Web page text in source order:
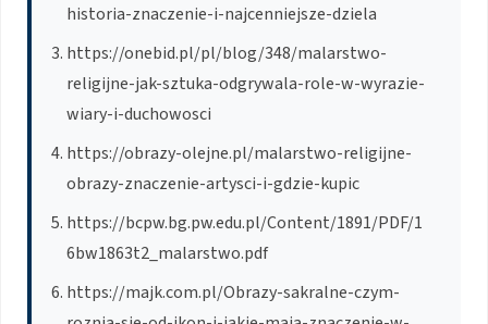
historia-znaczenie-i-najcenniejsze-dziela
https://onebid.pl/pl/blog/348/malarstwo-
religijne-jak-sztuka-odgrywala-role-w-wyrazie-
wiary-i-duchowosci
https://obrazy-olejne.pl/malarstwo-religijne-
obrazy-znaczenie-artysci-i-gdzie-kupic
https://bcpw.bg.pw.edu.pl/Content/1891/PDF/1
6bw1863t2_malarstwo.pdf
https://majk.com.pl/Obrazy-sakralne-czym-